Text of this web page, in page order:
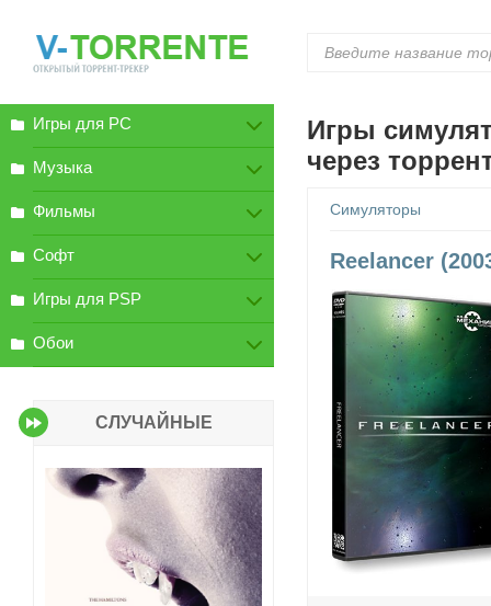
Игры
через
Симуляторы
Reelancer
Игры для PC
Музыка
Фильмы
Софт
Игры для PSP
Обои
СЛУЧАЙНЫЕ